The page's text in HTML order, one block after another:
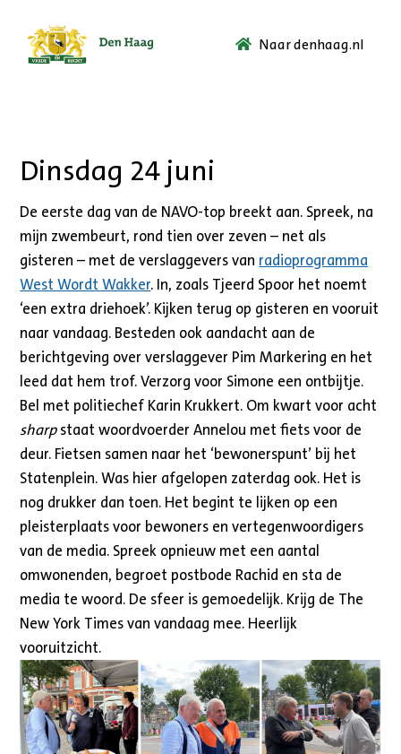
Ga
Naar denhaag.nl
Dinsdag 24 juni
De eerste dag van de NAVO-top breekt aan. Spreek, na
mijn zwembeurt, rond tien over zeven – net als
gisteren – met de verslaggevers van radioprogramma
West Wordt Wakker. In, zoals Tjeerd Spoor het noemt
‘een extra driehoek’. Kijken terug op gisteren en vooruit
naar vandaag. Besteden ook aandacht aan de
berichtgeving over verslaggever Pim Markering en het
leed dat hem trof. Verzorg voor Simone een ontbijtje.
Bel met politiechef Karin Krukkert. Om kwart voor acht
sharpstaat woordvoerder Annelou met fiets voor de
deur. Fietsen samen naar het ‘bewonerspunt’ bij het
Statenplein. Was hier afgelopen zaterdag ook. Het is
nog drukker dan toen. Het begint te lijken op een
pleisterplaats voor bewoners en vertegenwoordigers
van de media. Spreek opnieuw met een aantal
omwonenden, begroet postbode Rachid en sta de
media te woord. De sfeer is gemoedelijk. Krijg de The
New York Times van vandaag mee. Heerlijk
vooruitzicht.